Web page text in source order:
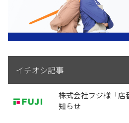
イチオシ記事
株式会社フジ様「店
知らせ